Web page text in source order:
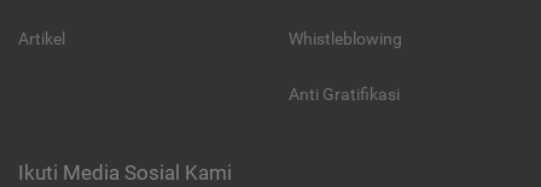
Artikel Whistleblowing
Anti Gratifikasi
Ikuti Media Sosial Kami